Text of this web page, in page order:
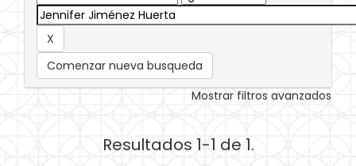
Comenzar nueva busqueda
Mostrar filtros avanzados
Resultados 1-1 de 1.